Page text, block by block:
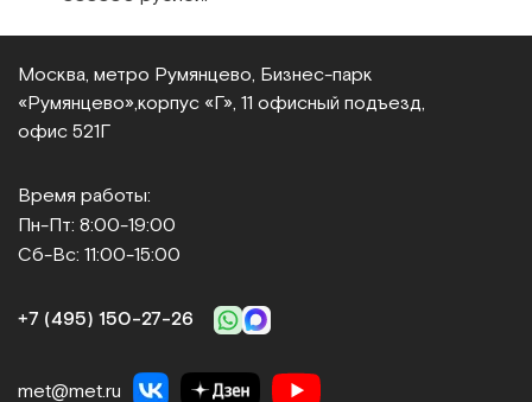
UP
Москва, метро Румянцево, Бизнес‑парк
«Румянцево», корпус «Г», 11 офисный подъезд,
офис 521Г
Время работы:
Пн-Пт: 8:00-19:00
Сб-Вс: 11:00-15:00
+7 (495) 150‑27‑26
met@met.ru